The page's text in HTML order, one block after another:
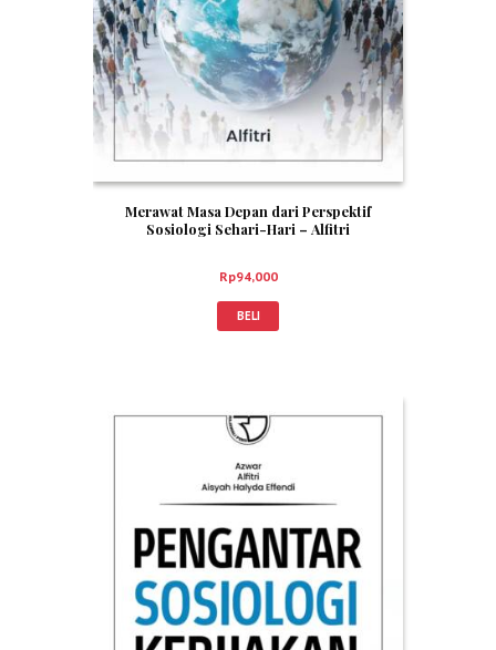
Merawat Masa Depan dari Perspektif
Sosiologi Sehari-Hari – Alfitri
Rp94,000
BELI